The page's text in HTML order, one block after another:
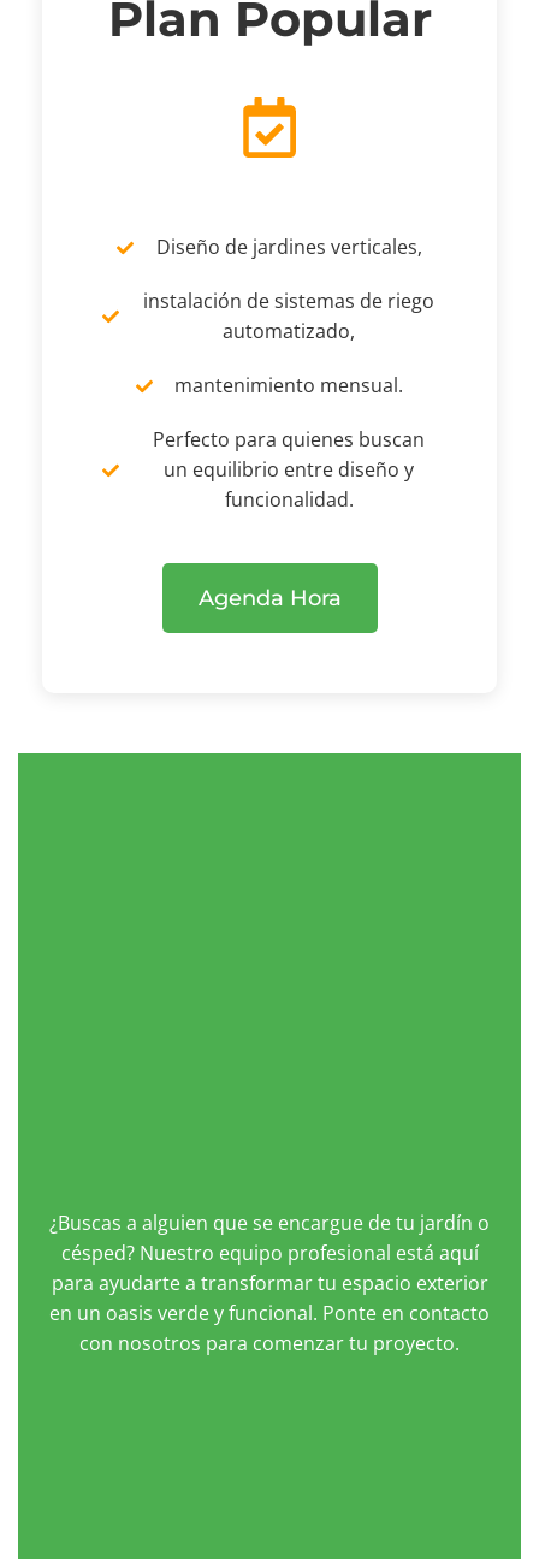
Plan Popular
Diseño de jardines verticales,
instalación de sistemas de riego
automatizado,
mantenimiento mensual.
Perfecto para quienes buscan
un equilibrio entre diseño y
funcionalidad.
Agenda Hora
¿Buscas a alguien que se encargue de tu jardín o
césped? Nuestro equipo profesional está aquí
para ayudarte a transformar tu espacio exterior
en un oasis verde y funcional. Ponte en contacto
con nosotros para comenzar tu proyecto.